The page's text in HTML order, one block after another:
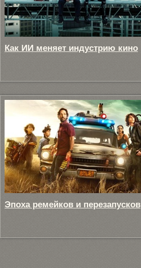
Как ИИ меняет индустрию кино
Эпоха ремейков и перезапусков